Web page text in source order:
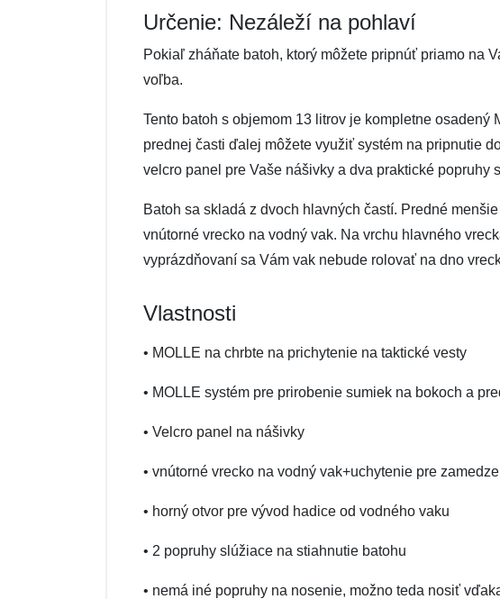
Určenie: Nezáleží na pohlaví
Pokiaľ zháňate batoh, ktorý môžete pripnúť priamo na
voľba.
Tento batoh s objemom 13 litrov je kompletne
prednej časti ďalej môžete využiť systém na pripnutie
velcro panel pre Vaše nášivky a dva praktické popruhy
Batoh sa skladá z dvoch hlavných častí. Predné
vnútorné vrecko na vodný vak. Na vrchu hlavného
vyprázdňovaní sa Vám vak nebude rolovať na dno
Vlastnosti
• MOLLE na chrbte na prichytenie na taktické vesty
• MOLLE systém pre prirobenie sumiek na bokoch a
• Velcro panel na nášivky
• vnútorné vrecko na vodný vak+uchytenie pre
• horný otvor pre vývod hadice od vodného vaku
• 2 popruhy slúžiace na stiahnutie batohu
• nemá iné popruhy na nosenie, možno teda nosiť